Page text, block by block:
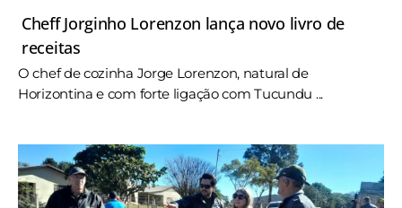
Cheff Jorginho Lorenzon lança novo livro de
receitas
O chef de cozinha Jorge Lorenzon, natural de
Horizontina e com forte ligação com Tucundu ...